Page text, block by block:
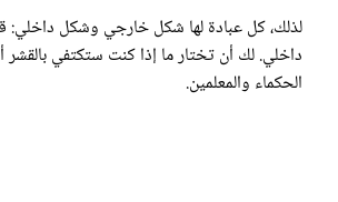
لذلك، كل عبادة لها شكل خارجي وشكل داخلي:
داخلي. لك أن تختار ما إذا كنت ستكتفي
الحكماء والمعلمين.